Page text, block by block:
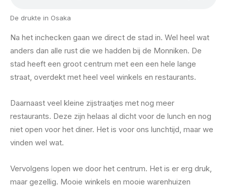
De drukte in Osaka
Na het inchecken gaan we direct de stad in. Wel heel wat
anders dan alle rust die we hadden bij de Monniken. De
stad heeft een groot centrum met een een hele lange
straat, overdekt met heel veel winkels en restaurants.
Daarnaast veel kleine zijstraatjes met nog meer
restaurants. Deze zijn helaas al dicht voor de lunch en nog
niet open voor het diner. Het is voor ons lunchtijd, maar we
vinden wel wat.
Vervolgens lopen we door het centrum. Het is er erg druk,
maar gezellig. Mooie winkels en mooie warenhuizen